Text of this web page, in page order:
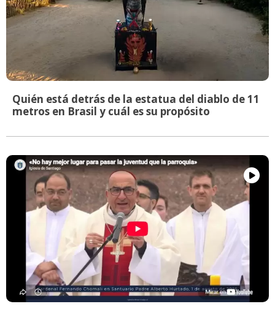
Quién está detrás de la estatua del diablo de 11
metros en Brasil y cuál es su propósito